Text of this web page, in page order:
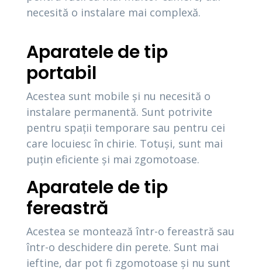
necesită o instalare mai complexă.
Aparatele de tip
portabil
Acestea sunt mobile și nu necesită o
instalare permanentă. Sunt potrivite
pentru spații temporare sau pentru cei
care locuiesc în chirie. Totuși, sunt mai
puțin eficiente și mai zgomotoase.
Aparatele de tip
fereastră
Acestea se montează într-o fereastră sau
într-o deschidere din perete. Sunt mai
ieftine, dar pot fi zgomotoase și nu sunt